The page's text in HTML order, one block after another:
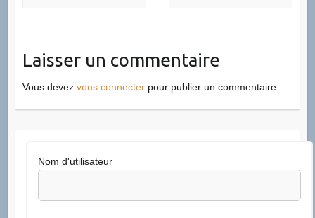
Laisser un commentaire
Vous devez vous connecterpour publier un commentaire.
Nom d'utilisateur